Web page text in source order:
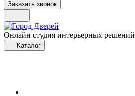
Заказать звонок
Онлайн студия интерьерных решений
Каталог